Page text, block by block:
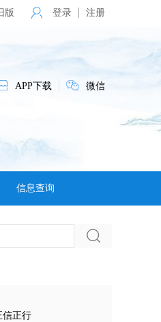
旧版 登录 注册
APP下载 微信
信息查询
信正行